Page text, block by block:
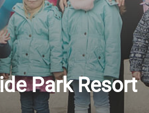
Park Resort